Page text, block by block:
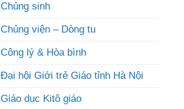
Chủng sinh
Chủng viện – Dòng tu
Công lý & Hòa bình
Đại hội Giới trẻ Giáo tỉnh Hà Nội
Giáo dục Kitô giáo